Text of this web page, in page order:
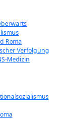
Roma
Verfolgung
Medizin